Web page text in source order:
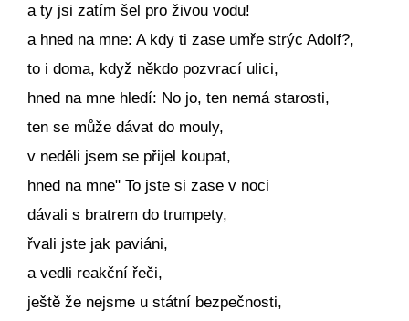
a ty jsi zatím šel pro živou vodu!
a hned na mne: A kdy ti zase umře strýc Adolf?,
to i doma, když někdo pozvrací ulici,
hned na mne hledí: No jo, ten nemá starosti,
ten se může dávat do mouly,
v neděli jsem se přijel koupat,
hned na mne" To jste si zase v noci
dávali s bratrem do trumpety,
řvali jste jak paviáni,
a vedli reakční řeči,
ještě že nejsme u státní bezpečnosti,